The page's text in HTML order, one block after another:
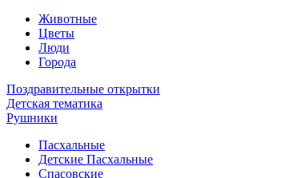
Животные
Цветы
Люди
Города
Поздравительные открытки
Детская тематика
Рушники
Пасхальные
Детские Пасхальные
Спасовские